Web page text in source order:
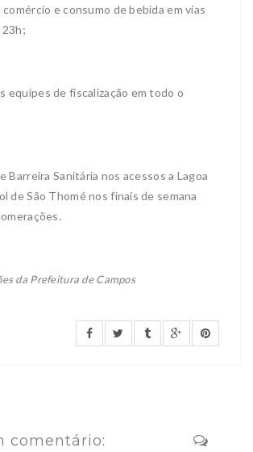
e consumo de bebida em vias
23h;
equipes de fiscalização em todo o
Barreira Sanitária nos acessos a Lagoa
de São Thomé nos finais de semana
da Prefeitura de Campos
comentário: